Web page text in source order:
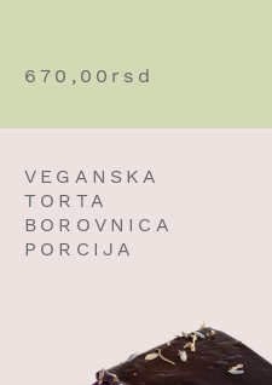
670,00 rsd
VEGANSKA
TORTA
BOROVNICA
PORCIJA